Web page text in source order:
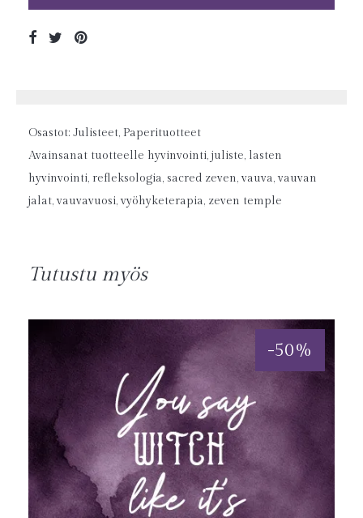
Osastot: Julisteet, Paperituotteet
Avainsanat tuotteelle hyvinvointi, juliste, lasten
hyvinvointi, refleksologia, sacred zeven,vauva,vauvan
jalat,vauvavuosi,vyöhyketerapia, zeven temple
Tutustu myös
-50%